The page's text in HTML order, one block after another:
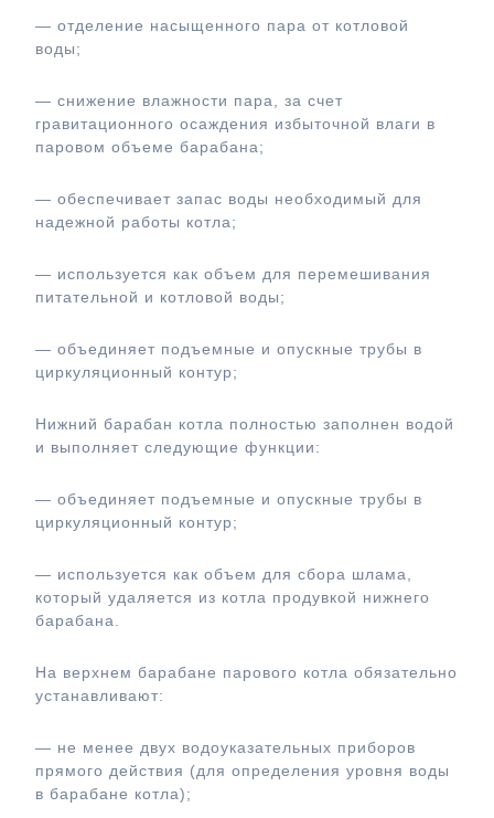
— отделение насыщенного пара от котловой
воды;
— снижение влажности пара, за счет
гравитационного осаждения избыточной влаги в
паровом объеме барабана;
— обеспечивает запас воды необходимый для
надежной работы котла;
— используется как объем для перемешивания
питательной и котловой воды;
— объединяет подъемные и опускные трубы в
циркуляционный контур;
Нижний барабан котла полностью заполнен водой
и выполняет следующие функции:
— объединяет подъемные и опускные трубы в
циркуляционный контур;
— используется как объем для сбора шлама,
который удаляется из котла продувкой нижнего
барабана.
На верхнем барабане парового котла обязательно
устанавливают:
— не менее двух водоуказательных приборов
прямого действия (для определения уровня воды
в барабане котла);